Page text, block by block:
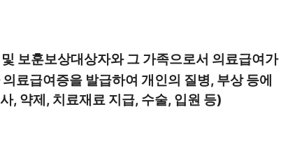
보훈보상대상자와 그 가족으로서 의료급여가
료급여증을 발급하여 개인의 질병, 부상 등에
, 약제, 치료재료 지급, 수술, 입원 등)